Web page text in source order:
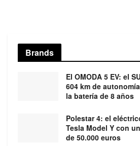
Brands
El OMODA 5 EV: el
604 km de
la batería de 8 años
Polestar 4: el
Tesla Model Y con
de 50.000 euros